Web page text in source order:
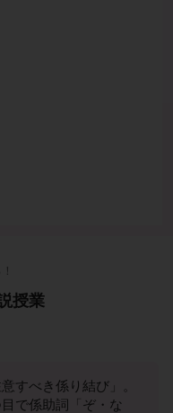
授業
すべき係り結び」。
で係助詞「ぞ・な